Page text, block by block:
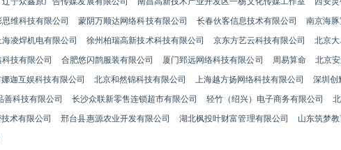
维科技有限公司 蒙阴万顺达网络科技有限公司 长春伙客信息技术有限公司 南京海
海凌焊机电有限公司 徐州柏瑞高新技术科技有限公司 京东方艺云科技有限公司 北京
技有限公司 合肥悠闪鹊服装有限公司 厦门郅远网络科技有限公司 周易算命 北京
迦互娱科技有限公司 北京和然锦科技有限公司 上海越方扬网络科技有限公司 深圳创
善科技有限公司 长沙众联新零售连锁超市有限公司 轻竹（绍兴）电子商务有限公司
术有限公司 邢台县惠源农业开发有限公司 湖北枫投叶财富管理有限公司 山东筑梦